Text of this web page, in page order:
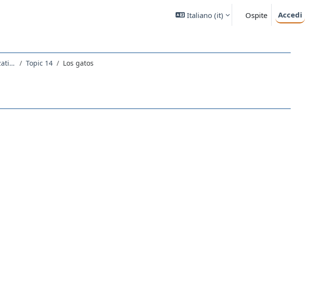
Italiano ‎(it)‎ Ospite Accedi
2278LETTORATO - Lettorato di lingua spagnola II avanzati 2021 Topic 14 Los gatos